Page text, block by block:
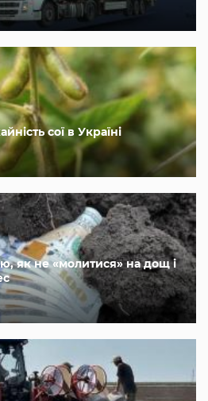
сої в Україні
як не «молитися» на дощ і